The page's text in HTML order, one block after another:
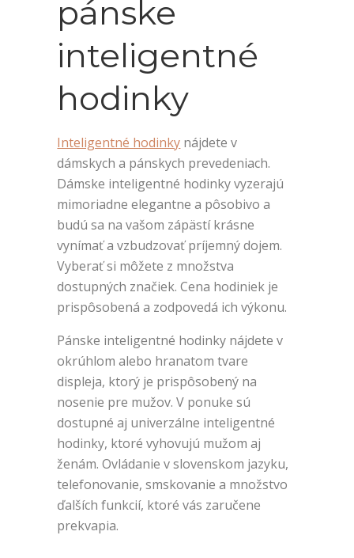
pánske
inteligentné
hodinky
Inteligentné hodinky nájdete v
dámskych a pánskych prevedeniach.
Dámske inteligentné hodinky vyzerajú
mimoriadne elegantne a pôsobivo a
budú sa na vašom zápästí krásne
vynímať a vzbudzovať príjemný dojem.
Vyberať si môžete z množstva
dostupných značiek. Cena hodiniek je
prispôsobená a zodpovedá ich výkonu.
Pánske inteligentné hodinky nájdete v
okrúhlom alebo hranatom tvare
displeja, ktorý je prispôsobený na
nosenie pre mužov. V ponuke sú
dostupné aj univerzálne inteligentné
hodinky, ktoré vyhovujú mužom aj
ženám. Ovládanie v slovenskom jazyku,
telefonovanie, smskovanie a množstvo
ďalších funkcií, ktoré vás zaručene
prekvapia.